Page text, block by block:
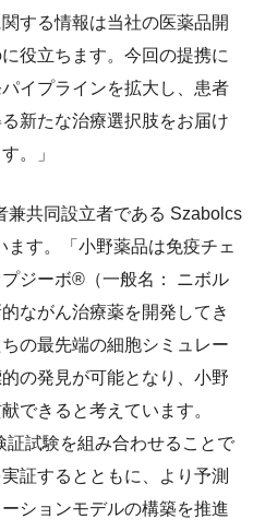
する情報は当社の医薬品開
役立ちます。今回の提携に
イプラインを拡大し、患者
新たな治療選択肢をお届け
。」
共同設立者である Szabolcs
す。「小野薬品は免疫チェ
ジーボ®（一般名： ニボル
ながん治療薬を開発してき
の最先端の細胞シミュレー
の発見が可能となり、小野
できると考えています。
試験を組み合わせることで
証するとともに、より予測
ションモデルの構築を推進